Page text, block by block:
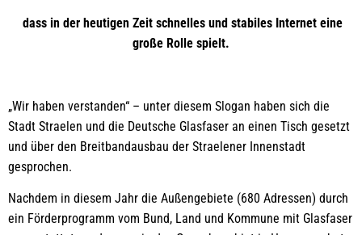
dass in der heutigen Zeit schnelles und stabiles Internet eine
große Rolle spielt.
„Wir haben verstanden“ – unter diesem Slogan haben sich die
Stadt Straelen und die Deutsche Glasfaser an einen Tisch gesetzt
und über den Breitbandausbau der Straelener Innenstadt
gesprochen.
Nachdem in diesem Jahr die Außengebiete (680 Adressen) durch
ein Förderprogramm vom Bund, Land und Kommune mit Glasfaser